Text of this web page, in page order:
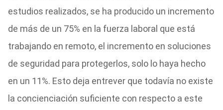
estudios realizados, se ha producido un incremento
de más de un 75% en la fuerza laboral que está
trabajando en remoto, el incremento en soluciones
de seguridad para protegerlos, solo lo haya hecho
en un 11%. Esto deja entrever que todavía no existe
la concienciación suficiente con respecto a este